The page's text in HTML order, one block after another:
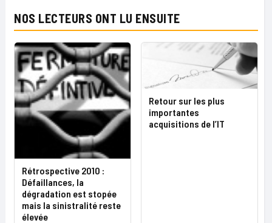
NOS LECTEURS ONT LU ENSUITE
Rétrospective 2010 :
Défaillances, la
dégradation est stopée
mais la sinistralité reste
élevée
Retour sur les plus
importantes
acquisitions de l’IT